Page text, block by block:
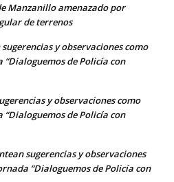
Manzanillo amenazado por
de terrenos
y observaciones como
de Policía con
y observaciones como
de Policía con
sugerencias y observaciones
“Dialoguemos de Policía con